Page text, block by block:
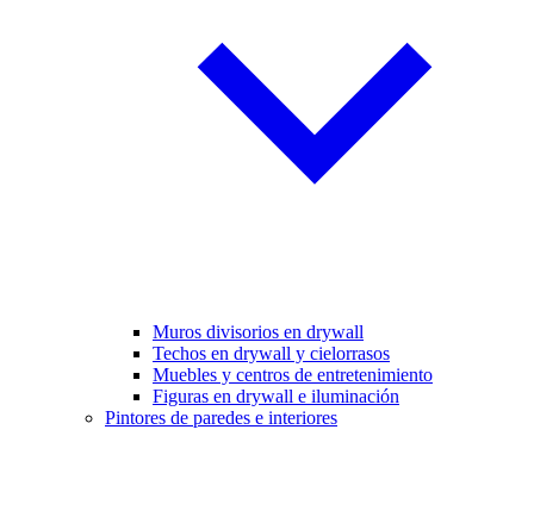
Muros divisorios en drywall
Techos en drywall y cielorrasos
Muebles y centros de entretenimiento
Figuras en drywall e iluminación
Pintores de paredes e interiores